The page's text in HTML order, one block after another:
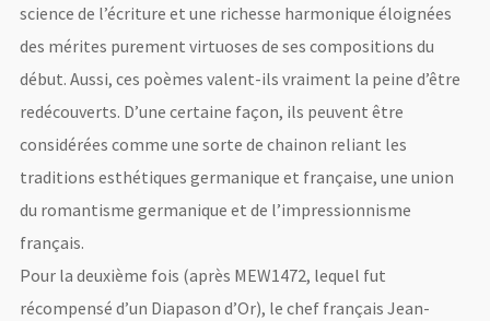
science de l’écriture et une richesse harmonique éloignées
des mérites purement virtuoses de ses compositions du
début. Aussi, ces poèmes valent-ils vraiment la peine d’être
redécouverts. D’une certaine façon, ils peuvent être
considérées comme une sorte de chainon reliant les
traditions esthétiques germanique et française, une union
du romantisme germanique et de l’impressionnisme
français.
Pour la deuxième fois (après MEW1472, lequel fut
récompensé d’un Diapason d’Or), le chef français Jean-